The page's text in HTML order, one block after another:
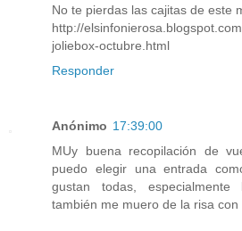
No te pierdas las cajitas de este
http://
joliebox-octubre.html
Responder
Anónimo 17:39:00
MUy buena recopilación de
puedo elegir una entrada
gustan todas,
también me muero de la risa